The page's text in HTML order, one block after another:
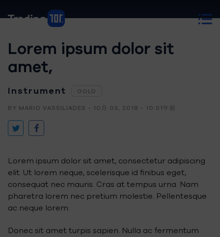
Lorem ipsum dolor sit
amet,
Instrument GOLD
BY MARIO VASSILIADES - 10月 03, 2018 - 10:51午前
Lorem ipsum dolor sit amet, consectetur adipiscing
elit. Ut lorem neque, scelerisque id finibus eget,
consequat nec mauris. Cras at tempus urna. Nam
pharetra lorem nec pretium molestie. Pellentesque
ac neque lorem.
Donec sit amet turpis sapien. Nulla ac fermentum